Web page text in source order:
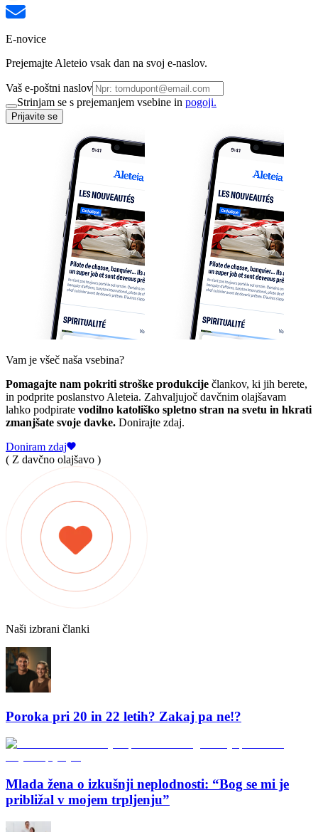
E-novice
Prejemajte Aleteio vsak dan na svoj e-naslov.
Vaš e-poštni naslov
Strinjam se s prejemanjem vsebine in pogoji.
Prijavite se
Vam je všeč naša vsebina?
Pomagajte nam pokriti stroške produkcije člankov, ki jih berete,
in podprite poslanstvo Aleteia. Zahvaljujoč davčnim olajšavam
lahko podpirate vodilno katoliško spletno stran na svetu in hkrati
zmanjšate svoje davke. Donirajte zdaj.
Doniram zdaj
( Z davčno olajšavo )
Naši izbrani članki
Poroka pri 20 in 22 letih? Zakaj pa ne!?
Mlada žena o izkušnji neplodnosti: “Bog se mi je
približal v mojem trpljenju”